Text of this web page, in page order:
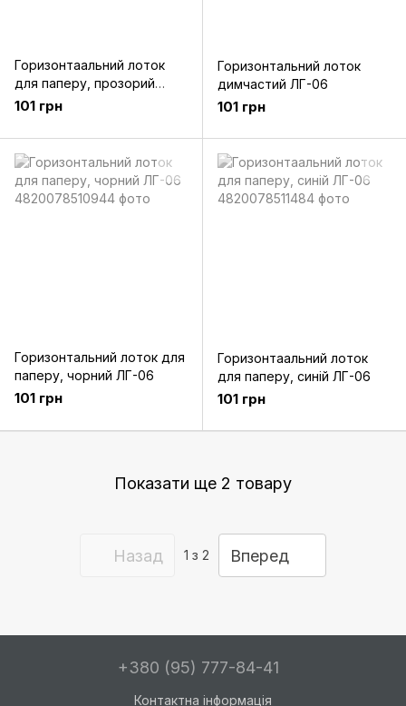
Горизонтаальний лоток
для паперу, прозорий
ЛГ-06
101 грн
Горизонтальний лоток
димчастий ЛГ-06
101 грн
Горизонтальний лоток для
паперу, чорний ЛГ-06
101 грн
Горизонтаальний лоток
для паперу, синій ЛГ-06
101 грн
Показати ще 2 товару
Назад 1 з 2 Вперед
+380 (95) 777-84-41
Контактна інформація